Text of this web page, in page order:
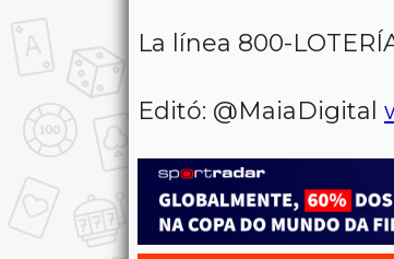
La línea 800-
Editó: @MaiaDigital